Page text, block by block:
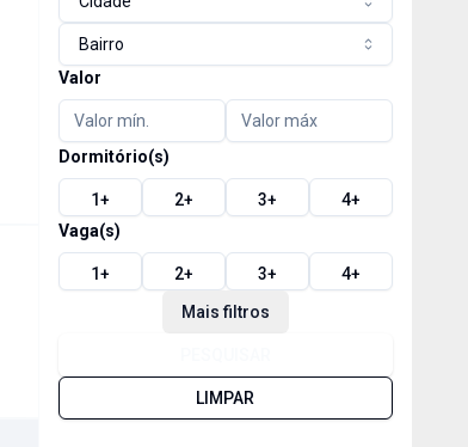
Bairro
Valor
Dormitório(s)
1+ 2+ 3+ 4+
Vaga(s)
1+ 2+ 3+ 4+
Mais filtros
LIMPAR